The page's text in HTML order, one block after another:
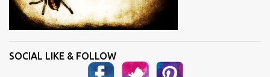
SOCIAL LIKE & FOLLOW